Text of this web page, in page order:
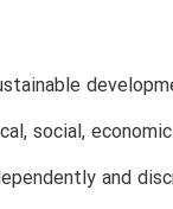
social,
and